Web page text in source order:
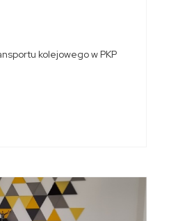
kolejowego w PKP